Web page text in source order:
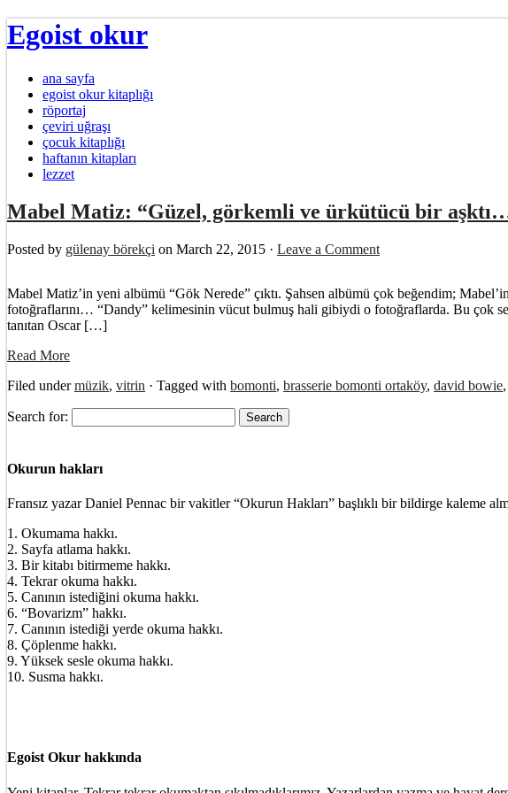
Egoist okur
ana sayfa
egoist okur kitaplığı
röportaj
çeviri uğraşı
çocuk kitaplığı
haftanın kitapları
lezzet
Mabel Matiz: “Güzel, görkemli ve ürkütücü bir
Posted by gülenay börekçi on March 22, 2015 · Leave a Comment
Mabel Matiz’in yeni albümü “Gök Nerede” çıktı. Şahsen albümü çok beğendim;
fotoğraflarını… “Dandy” kelimesinin vücut bulmuş hali gibiydi o fotoğraflarda. Bu çok
tanıtan Oscar […]
Read More
Filed undermüzik, vitrin · Tagged with bomonti, brasserie bomonti ortaköy, david bowie,
Search for:
Okurun hakları
Fransız yazar Daniel Pennac bir vakitler “Okurun Hakları” başlıklı bir bildirge kaleme
1. Okumama hakkı.
2. Sayfa atlama hakkı.
3. Bir kitabı bitirmeme hakkı.
4. Tekrar okuma hakkı.
5. Canının istediğini okuma hakkı.
6. “Bovarizm” hakkı.
7. Canının istediği yerde okuma hakkı.
8. Çöplenme hakkı.
9. Yüksek sesle okuma hakkı.
10. Susma hakkı.
Egoist Okur hakkında